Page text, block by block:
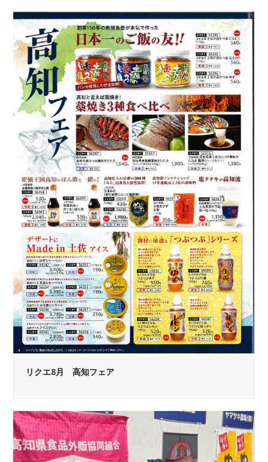
リクエ8月 高知フェア